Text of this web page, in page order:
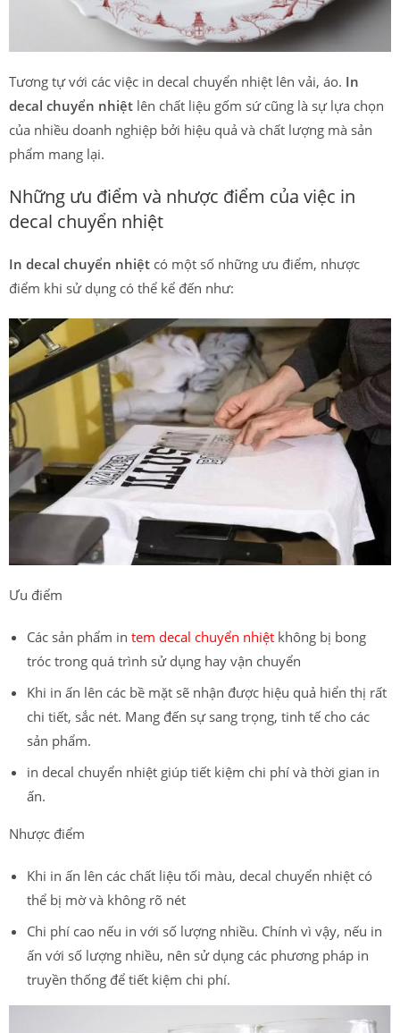
Tương tự với các việc in decal chuyển nhiệt lên vải, áo. In
decal chuyển nhiệt lên chất liệu gốm sứ cũng là sự lựa chọn
của nhiều doanh nghiệp bởi hiệu quả và chất lượng mà sản
phẩm mang lại.
Những ưu điểm và nhược điểm của việc in
decal chuyển nhiệt
In decal chuyển nhiệt có một số những ưu điểm, nhược
điểm khi sử dụng có thể kể đến như:
Ưu điểm
Các sản phẩm in tem decal chuyển nhiệt không bị bong
tróc trong quá trình sử dụng hay vận chuyển
Khi in ấn lên các bề mặt sẽ nhận được hiệu quả hiển thị rất
chi tiết, sắc nét. Mang đến sự sang trọng, tinh tế cho các
sản phẩm.
in decal chuyển nhiệt giúp tiết kiệm chi phí và thời gian in
ấn.
Nhược điểm
Khi in ấn lên các chất liệu tối màu, decal chuyển nhiệt có
thể bị mờ và không rõ nét
Chi phí cao nếu in với số lượng nhiều. Chính vì vậy, nếu in
ấn với số lượng nhiều, nên sử dụng các phương pháp in
truyền thống để tiết kiệm chi phí.